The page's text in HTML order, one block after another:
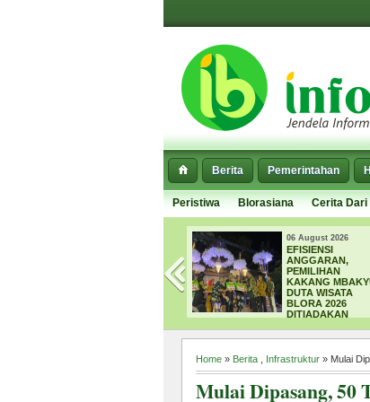
Berita Pemerintahan
Peristiwa Blorasiana Cerita Dari
ANGGARAN,
PEMILIHAN
KAKANG MBAKYU
DUTA WISATA
06
DI
Home » Berita Infrastruktur » Mulai
Mulai Dipasang, 50